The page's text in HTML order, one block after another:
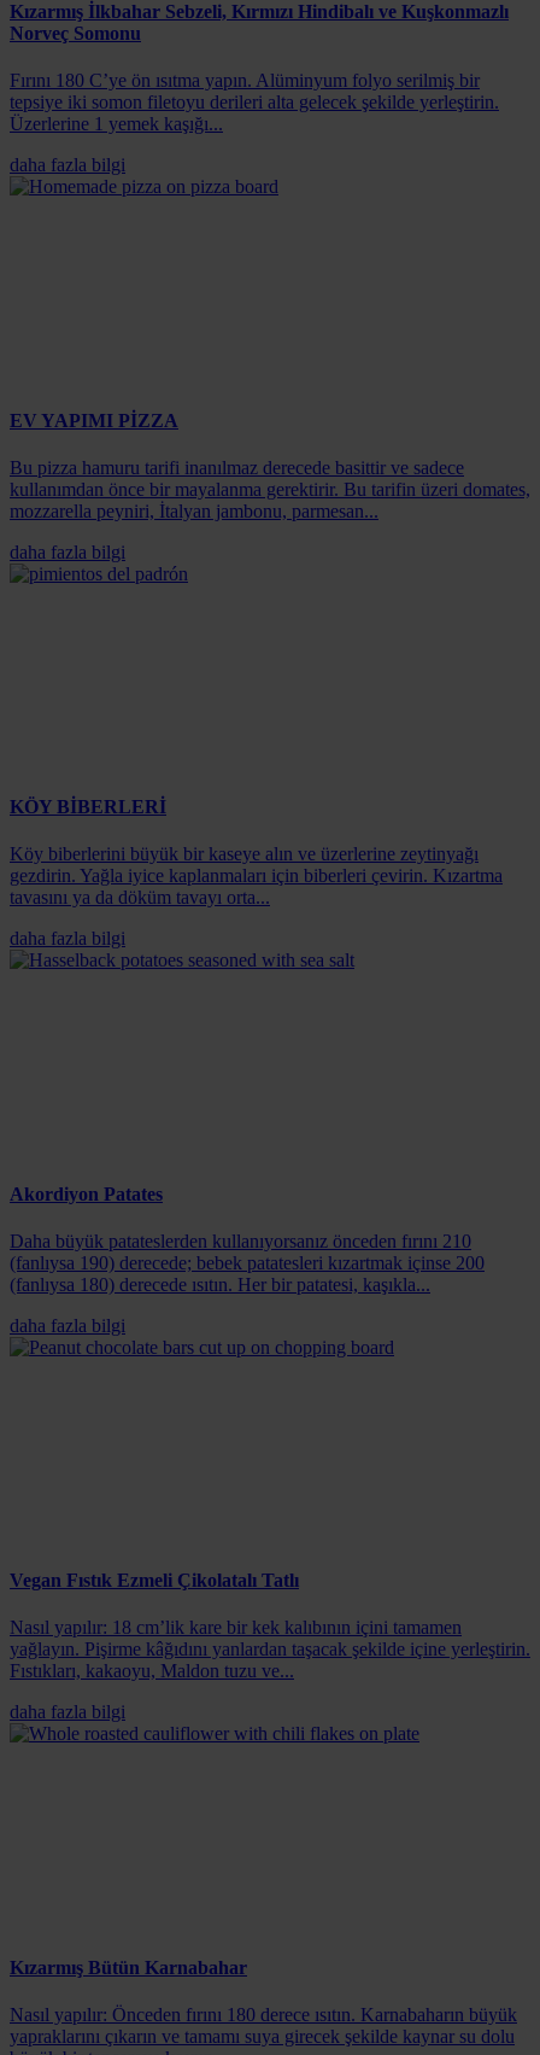
Kızarmış İlkbahar Sebzeli, Kırmızı Hindibalı ve Kuşkonmazlı
Norveç Somonu
Fırını 180 C’ye ön ısıtma yapın. Alüminyum folyo serilmiş bir
tepsiye iki somon filetoyu derileri alta gelecek şekilde yerleştirin.
Üzerlerine 1 yemek kaşığı...
daha fazla bilgi
EV YAPIMI PİZZA
Bu pizza hamuru tarifi inanılmaz derecede basittir ve sadece
kullanımdan önce bir mayalanma gerektirir. Bu tarifin üzeri domates,
mozzarella peyniri, İtalyan jambonu, parmesan...
daha fazla bilgi
KÖY BİBERLERİ
Köy biberlerini büyük bir kaseye alın ve üzerlerine zeytinyağı
gezdirin. Yağla iyice kaplanmaları için biberleri çevirin. Kızartma
tavasını ya da döküm tavayı orta...
daha fazla bilgi
Akordiyon Patates
Daha büyük patateslerden kullanıyorsanız önceden fırını 210
(fanlıysa 190) derecede; bebek patatesleri kızartmak içinse 200
(fanlıysa 180) derecede ısıtın. Her bir patatesi, kaşıkla...
daha fazla bilgi
Vegan Fıstık Ezmeli Çikolatalı Tatlı
Nasıl yapılır: 18 cm’lik kare bir kek kalıbının içini tamamen
yağlayın. Pişirme kâğıdını yanlardan taşacak şekilde içine yerleştirin.
Fıstıkları, kakaoyu, Maldon tuzu ve...
daha fazla bilgi
Kızarmış Bütün Karnabahar
Nasıl yapılır: Önceden fırını 180 derece ısıtın. Karnabaharın büyük
yapraklarını çıkarın ve tamamı suya girecek şekilde kaynar su dolu